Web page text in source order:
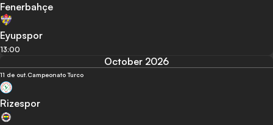
Fenerbahçe
Eyupspor
13:00
October 2026
11 de out.Campeonato Turco
Rizespor